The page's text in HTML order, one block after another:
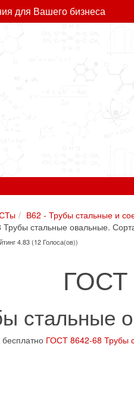
для Вашего бизнеса
В62 - Трубы стальные и
стальные овальные.
4.83 (12 Голоса(ов))
ГОСТ
стальные
бесплатно ГОСТ 8642-68 Трубы